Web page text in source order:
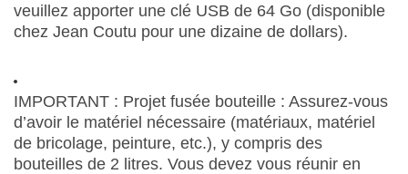
veuillez apporter une clé USB de 64 Go (disponible
chez Jean Coutu pour une dizaine de dollars).
IMPORTANT : Projet fusée bouteille : Assurez-vous
d’avoir le matériel nécessaire (matériaux, matériel
de bricolage, peinture, etc.), y compris des
bouteilles de 2 litres. Vous devez vous réunir en